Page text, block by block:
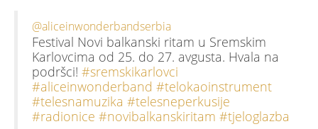
@aliceinwonderbandserbia
Festival Novi balkanski ritam u Sremskim
Karlovcima od 25. do 27. avgusta. Hvala na
podršci! #sremskikarlovci
#aliceinwonderband #telokaoinstrument
#telesnamuzika #telesneperkusije
#radionice #novibalkanskiritam #tjeloglazba